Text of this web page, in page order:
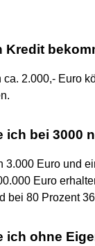
2.000,- Euro
ich bei 3000
3.000 Euro und
Euro
bei 80 Prozent
ich ohne